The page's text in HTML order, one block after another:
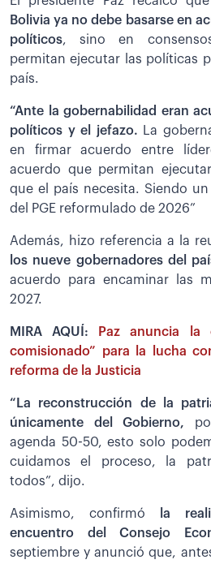
Bolivia ya no debe basarse en
políticos, sino en
permitan ejecutar las políticas
país.
“Ante la gobernabilidad eran
políticos y el jefazo. La
en firmar acuerdo entre
acuerdo que permitan
que el país necesita. Siendo
del PGE reformulado de 2026”
Además, hizo referencia a la
los nueve gobernadores del
acuerdo para encaminar las
2027.
MIRA AQUÍ:
Paz anuncia la
comisionado” para la lucha
reforma de la Justicia
“La reconstrucción de la
únicamente del Gobierno,
agenda 50-50, esto solo
cuidamos el proceso, la
todos”, dijo.
Asimismo, confirmó la
encuentro del Consejo
septiembre y anunció que,